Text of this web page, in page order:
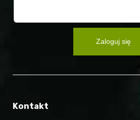
Zaloguj się
Kontakt